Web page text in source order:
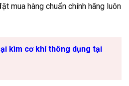
mua hàng chuẩn chính hãng luôn
kìm cơ khí thông dụng tại